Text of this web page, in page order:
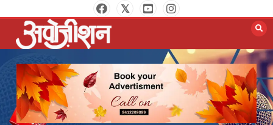
to
content
Opposition Digital